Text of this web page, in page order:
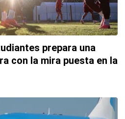
prepara una
con la mira puesta en la